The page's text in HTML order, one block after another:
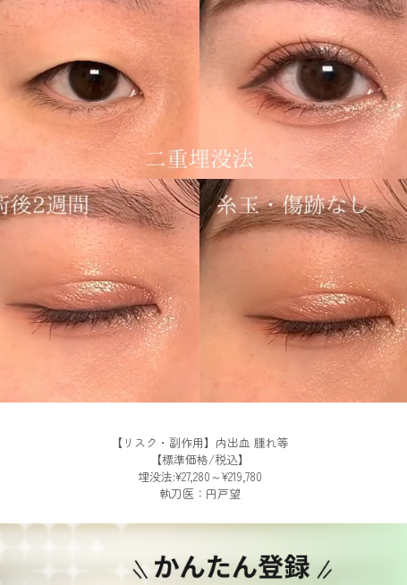
【リスク・副作用】内出血 腫れ等
【標準価格/税込】
埋没法:¥27,280～¥219,780
執刀医：円戸望